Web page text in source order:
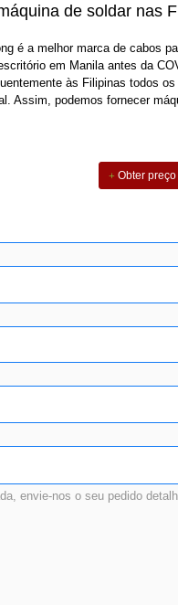
de soldar nas
é a melhor marca de cabos
em Manila antes da
às Filipinas todos
Assim, podemos fornecer
Obter preço